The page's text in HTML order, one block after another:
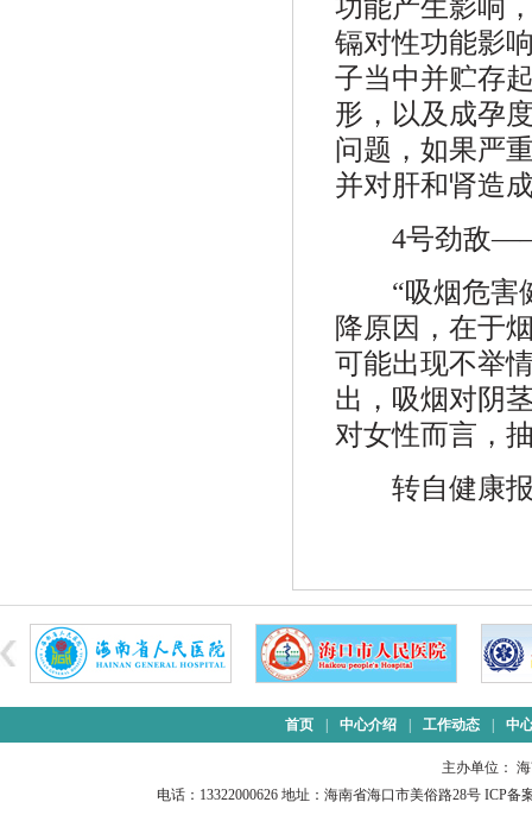
功能产生影响
镉对性功能影
子当中并贮存
形，以及成孕
问题，如果严
并对肝和肾造
4号劲敌
“吸烟危害健
降原因，在于
可能出现不举
出，吸烟对阴
对女性而言，
转自健康
首页 中心介绍 工作动态 中
主办单位：
电话：13322000626 地址：海南省海口市美俗路28号 ICP备